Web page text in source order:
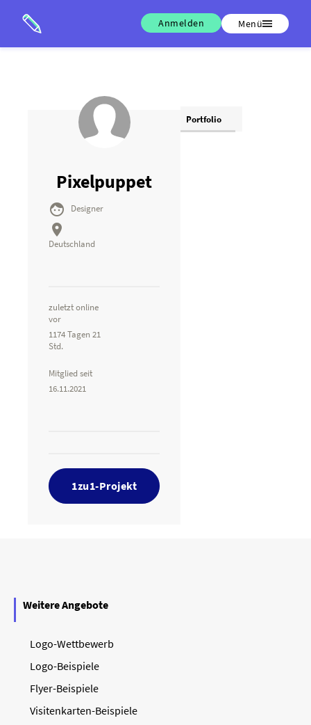
Anmelden Menü
Pixelpuppet
 Designer

Deutschland
zuletzt online
vor
1174 Tagen 21
Std.
Mitglied seit
16.11.2021
1zu1-Projekt
Portfolio
Weitere Angebote
Logo-Wettbewerb
Logo-Beispiele
Flyer-Beispiele
Visitenkarten-Beispiele